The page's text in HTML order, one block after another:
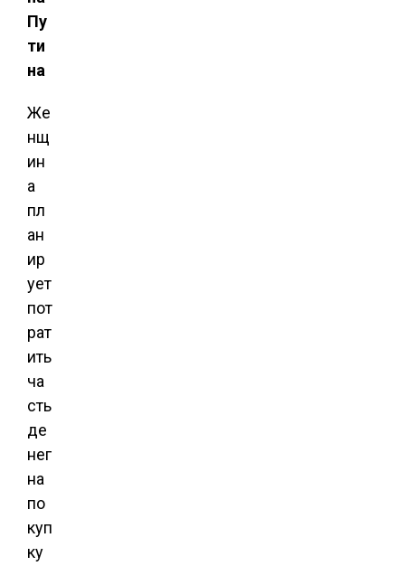
Пу
ти
на
Же
нщ
ин
а
пл
ан
ир
ует
пот
рат
ить
ча
сть
де
нег
на
по
куп
ку